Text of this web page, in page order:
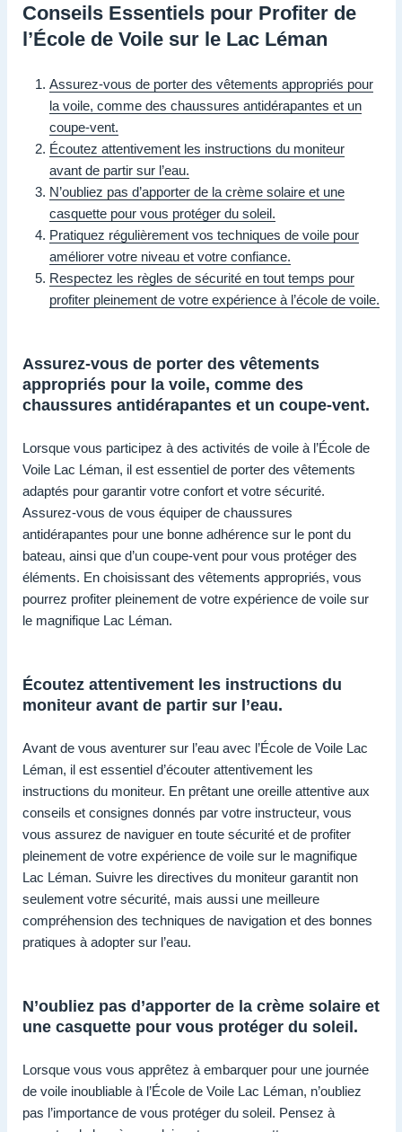
Conseils Essentiels pour Profiter de
l’École de Voile sur le Lac Léman
Assurez-vous de porter des vêtements appropriés pour
la voile, comme des chaussures antidérapantes et un
coupe-vent.
Écoutez attentivement les instructions du moniteur
avant de partir sur l’eau.
N’oubliez pas d’apporter de la crème solaire et une
casquette pour vous protéger du soleil.
Pratiquez régulièrement vos techniques de voile pour
améliorer votre niveau et votre confiance.
Respectez les règles de sécurité en tout temps pour
profiter pleinement de votre expérience à l’école de voile.
Assurez-vous de porter des vêtements
appropriés pour la voile, comme des
chaussures antidérapantes et un coupe-vent.
Lorsque vous participez à des activités de voile à l’École de
Voile Lac Léman, il est essentiel de porter des vêtements
adaptés pour garantir votre confort et votre sécurité.
Assurez-vous de vous équiper de chaussures
antidérapantes pour une bonne adhérence sur le pont du
bateau, ainsi que d’un coupe-vent pour vous protéger des
éléments. En choisissant des vêtements appropriés, vous
pourrez profiter pleinement de votre expérience de voile sur
le magnifique Lac Léman.
Écoutez attentivement les instructions du
moniteur avant de partir sur l’eau.
Avant de vous aventurer sur l’eau avec l’École de Voile Lac
Léman, il est essentiel d’écouter attentivement les
instructions du moniteur. En prêtant une oreille attentive aux
conseils et consignes donnés par votre instructeur, vous
vous assurez de naviguer en toute sécurité et de profiter
pleinement de votre expérience de voile sur le magnifique
Lac Léman. Suivre les directives du moniteur garantit non
seulement votre sécurité, mais aussi une meilleure
compréhension des techniques de navigation et des bonnes
pratiques à adopter sur l’eau.
N’oubliez pas d’apporter de la crème solaire et
une casquette pour vous protéger du soleil.
Lorsque vous vous apprêtez à embarquer pour une journée
de voile inoubliable à l’École de Voile Lac Léman, n’oubliez
pas l’importance de vous protéger du soleil. Pensez à